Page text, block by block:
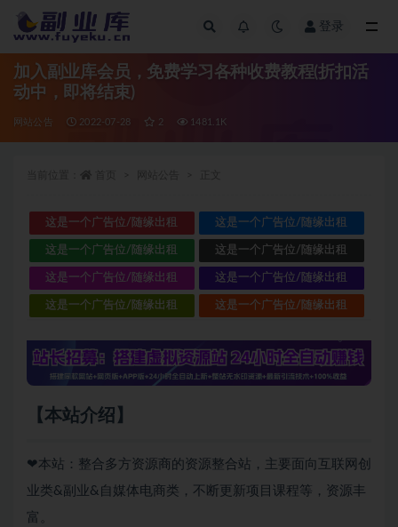
登录
加入副业库会员，免费学习各种收费教程(折扣活
动中，即将结束)
网站公告 2022-07-28 2 1481.1K
这是一个广告位/随缘出租 这是一个广告位/随缘出租
这是一个广告位/随缘出租 这是一个广告位/随缘出租
这是一个广告位/随缘出租 这是一个广告位/随缘出租
这是一个广告位/随缘出租 这是一个广告位/随缘出租
【本站介绍】
❤本站：整合多方资源商的资源整合站，主要面向互联网创
业类&副业&自媒体电商类，不断更新项目课程等，资源丰
富。